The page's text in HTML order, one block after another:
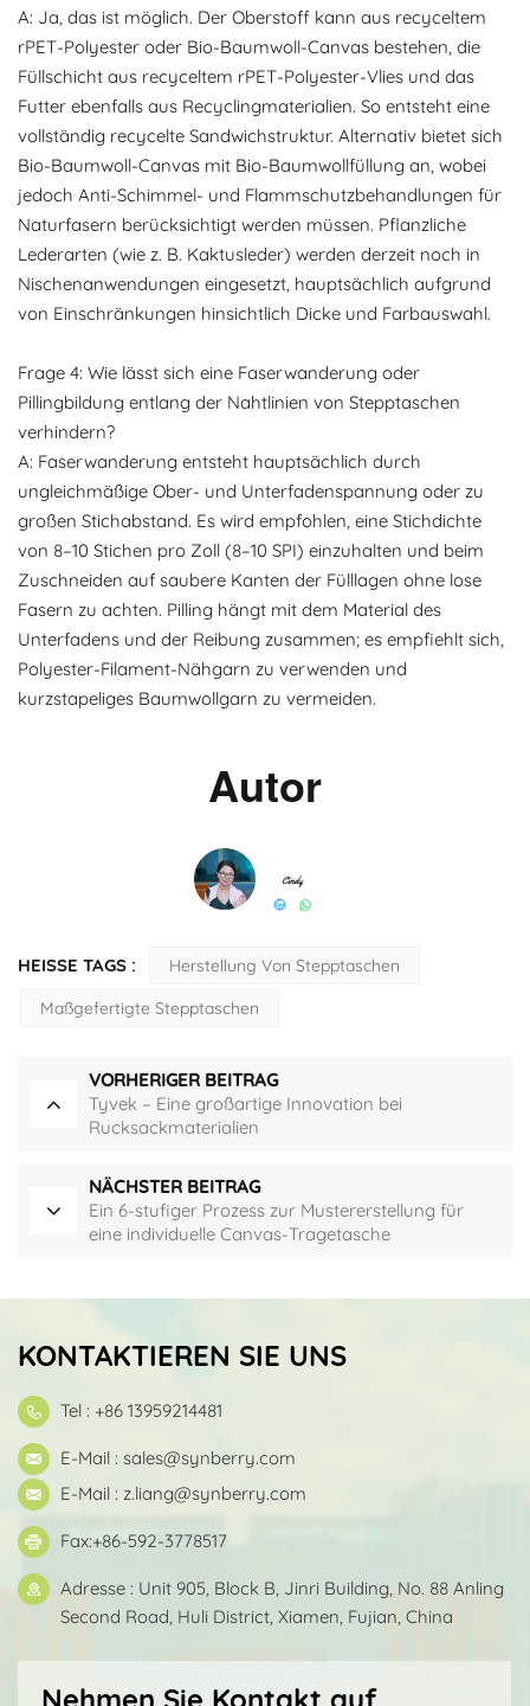
A: Ja, das ist möglich. Der Oberstoff kann aus recyceltem
rPET-Polyester oder Bio-Baumwoll-Canvas bestehen, die
Füllschicht aus recyceltem rPET-Polyester-Vlies und das
Futter ebenfalls aus Recyclingmaterialien. So entsteht eine
vollständig recycelte Sandwichstruktur. Alternativ bietet sich
Bio-Baumwoll-Canvas mit Bio-Baumwollfüllung an, wobei
jedoch Anti-Schimmel- und Flammschutzbehandlungen für
Naturfasern berücksichtigt werden müssen. Pflanzliche
Lederarten (wie z. B. Kaktusleder) werden derzeit noch in
Nischenanwendungen eingesetzt, hauptsächlich aufgrund
von Einschränkungen hinsichtlich Dicke und Farbauswahl.
Frage 4: Wie lässt sich eine Faserwanderung oder
Pillingbildung entlang der Nahtlinien von Stepptaschen
verhindern?
A: Faserwanderung entsteht hauptsächlich durch
ungleichmäßige Ober- und Unterfadenspannung oder zu
großen Stichabstand. Es wird empfohlen, eine Stichdichte
von 8–10 Stichen pro Zoll (8–10 SPI) einzuhalten und beim
Zuschneiden auf saubere Kanten der Fülllagen ohne lose
Fasern zu achten. Pilling hängt mit dem Material des
Unterfadens und der Reibung zusammen; es empfiehlt sich,
Polyester-Filament-Nähgarn zu verwenden und
kurzstapeliges Baumwollgarn zu vermeiden.
Autor
HEISSE TAGS :
Herstellung Von Stepptaschen
Maßgefertigte Stepptaschen
VORHERIGER BEITRAG
Tyvek – Eine großartige Innovation bei
Rucksackmaterialien
NÄCHSTER BEITRAG
Ein 6-stufiger Prozess zur Mustererstellung für
eine individuelle Canvas-Tragetasche
KONTAKTIEREN SIE UNS
Tel : +86 13959214481
E-Mail : sales@synberry.com
E-Mail : z.liang@synberry.com
Fax:+86-592-3778517
Adresse : Unit 905, Block B, Jinri Building, No. 88 Anling
Second Road, Huli District, Xiamen, Fujian, China